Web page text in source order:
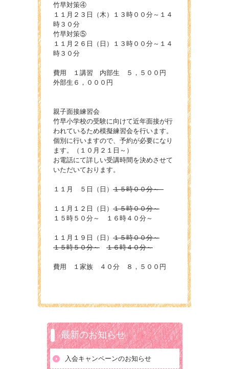
竹早対策④
１１月２３日（木）１３時００分～１４
時３０分
竹早対策⑤
１１月２６日（日）１３時００分～１４
時３０分
費用 １講習 内部生 ５，５００円
外部生６，０００円
親子面接練習会
竹早小学校の受験に向けて近年面接が行
われているため模擬練習会を行います。
個別に行いますので、予約が必要になり
ます。（１０月２１日～）
お電話にて詳しい受講時間を決めさせて
いただいております。
１１月 ５日（日） １５時００分～
１１月１２日（日） １５時００分～
１５時５０分～ １６時４０分～
１１月１９日（日） １５時００分～
１５時５０分～
１６時４０分～
費用 １家族 ４０分 ８，５００円
最新のお知らせ
入会キャンペーンのお知らせ